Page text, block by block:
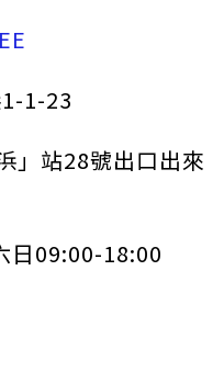
1-23
」站28號出口出來
日09:00-18:00